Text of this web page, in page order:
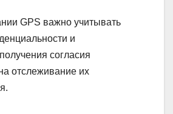
GPS важно учитывать
и
согласия
отслеживание их